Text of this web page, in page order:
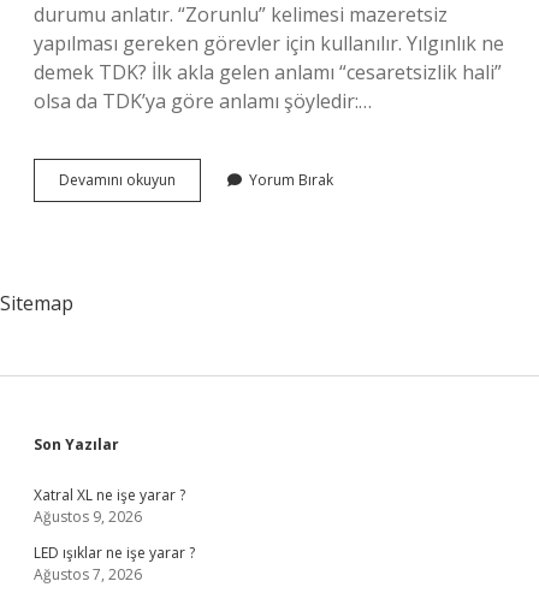
durumu anlatır. “Zorunlu” kelimesi mazeretsiz
yapılması gereken görevler için kullanılır. Yılgınlık ne
demek TDK? İlk akla gelen anlamı “cesaretsizlik hali”
olsa da TDK’ya göre anlamı şöyledir:…
Devamını okuyun
Olma
Yorum Bırak
Sitemap
Sidebar
Son Yazılar
Xatral XL ne işe yarar ?
Ağustos 9, 2026
LED ışıklar ne işe yarar ?
Ağustos 7, 2026